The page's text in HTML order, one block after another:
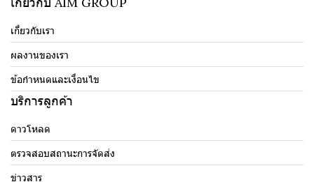
เกี่ยวกับเรา
ผลงานของเรา
ข้อกำหนดและเงื่อนไข
บริการลูกค้า
ดาวโหลด
ตรวจสอบสถานะการจัดส่ง
ข่าวสาร